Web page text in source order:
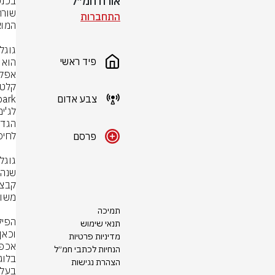
התחברות
פיד ראשי
צבע אדום
פרסם
תמיכה
תנאי שימוש
מדיניות פרטיות
הנחיות לכתבי חמ״ל
הצהרת נגישות